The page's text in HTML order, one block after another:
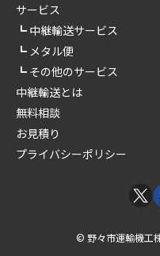
サービス
中継輸送サービス
メタル便
その他のサービス
中継輸送とは
無料相談
お見積り
プライバシーポリシー
© 野々市運輸機工